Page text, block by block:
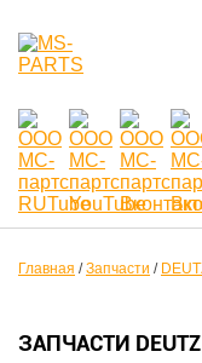
Главная /Запчасти /
ЗАПЧАСТИ